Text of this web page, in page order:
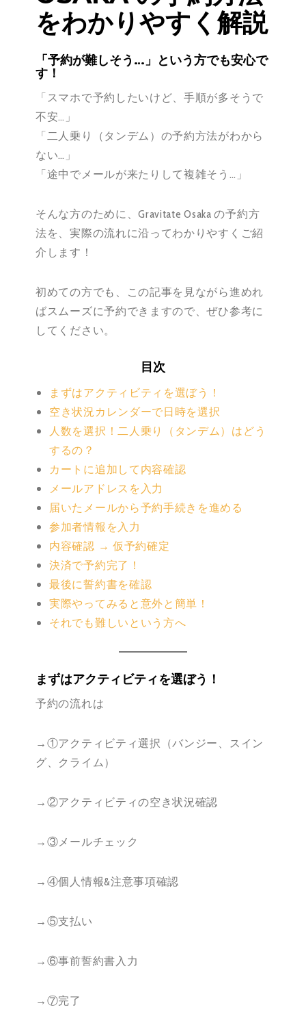
をわかりやすく解説
「予約が難しそう…」という方でも安心で
す！
「スマホで予約したいけど、手順が多そうで
不安…」
「二人乗り（タンデム）の予約方法がわから
ない…」
「途中でメールが来たりして複雑そう…」
そんな方のために、Gravitate Osaka の予約方
法を、実際の流れに沿ってわかりやすくご紹
介します！
初めての方でも、この記事を見ながら進めれ
ばスムーズに予約できますので、ぜひ参考に
してください。
目次
まずはアクティビティを選ぼう！
空き状況カレンダーで日時を選択
人数を選択！二人乗り（タンデム）はどう
するの？
カートに追加して内容確認
メールアドレスを入力
届いたメールから予約手続きを進める
参加者情報を入力
内容確認 → 仮予約確定
決済で予約完了！
最後に誓約書を確認
実際やってみると意外と簡単！
それでも難しいという方へ
まずはアクティビティを選ぼう！
予約の流れは
→①アクティビティ選択（バンジー、スイン
グ、クライム）
→②アクティビティの空き状況確認
→③メールチェック
→④個人情報&注意事項確認
→⑤支払い
→⑥事前誓約書入力
→⑦完了